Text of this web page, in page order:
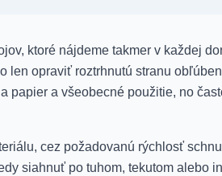
ktoré nájdeme takmer v každej
opraviť roztrhnutú stranu
papier a všeobecné použitie, no
cez požadovanú rýchlosť
siahnuť po tuhom, tekutom alebo